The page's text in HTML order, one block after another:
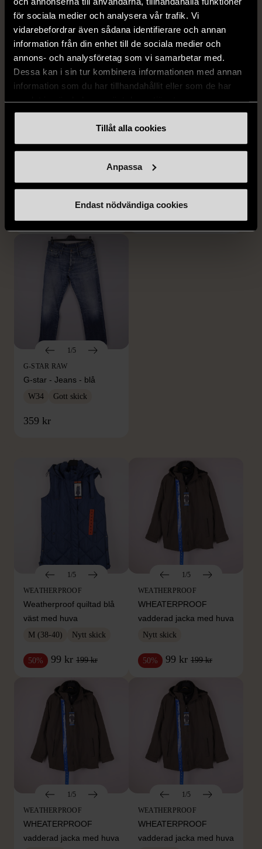
för sociala medier och analysera vår trafik. Vi
vidarebefordrar även sådana identifierare och annan
information från din enhet till de sociala medier och
annons- och analysföretag som vi samarbetar med.
Dessa kan i sin tur kombinera informationen med annan
information som du har tillhandahållit eller som de har
Tillåt alla cookies
Anpassa
Endast nödvändiga cookies
Dressmann -
Gott skick
BONDELID
Bondelid - Randig skjorta
Mycket gott skick
1/5
G-STAR RAW
G-star - Jeans - blå
W34 Gott skick
359 kr
FRÅN SAMMA VARUMÄRKE
1/5
WEATHERPROOF
Weatherproof quiltad blå
väst med huva
M (38-40) Nytt skick
50% 99 kr 199 kr
1/5
WEATHERPROOF
WHEATERPROOF
vadderad jacka med huva
Nytt skick
50% 99 kr 199 kr
1/5
WEATHERPROOF
WHEATERPROOF
vadderad jacka med huva
1/5
WEATHERPROOF
WHEATERPROOF
vadderad jacka med huva